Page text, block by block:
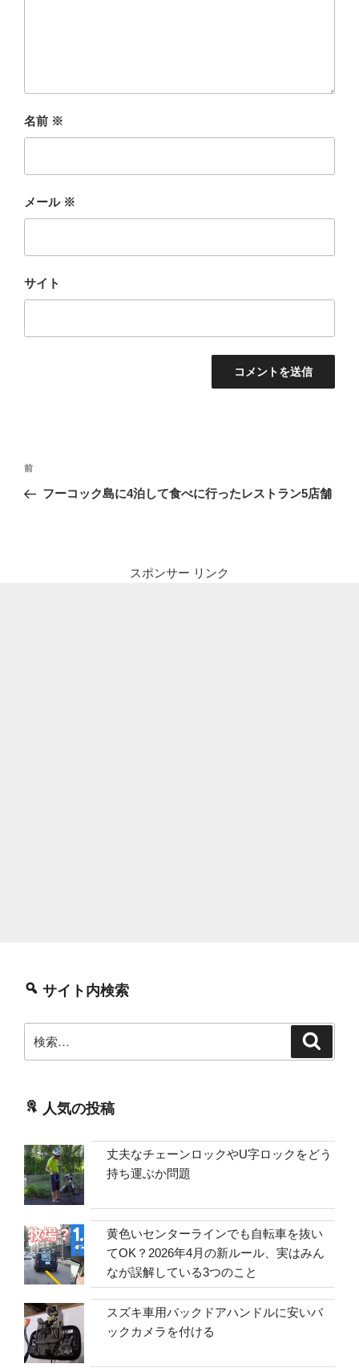
名前 ※
メール ※
サイト
投
ナ
前
の
前
フーコック島に4泊して食べに行ったレストラン5店舗
スポンサー リンク
サイト内検索
索:
人気の投稿
丈夫なチェーンロックやU字ロックをどう
持ち運ぶか問題
黄色いセンターラインでも自転車を抜い
てOK？2026年4月の新ルール、実はみん
なが誤解している3つのこと
スズキ車用バックドアハンドルに安いバ
ックカメラを付ける